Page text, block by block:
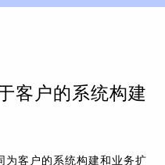
客户的系统构建
为客户的系统构建和业务扩